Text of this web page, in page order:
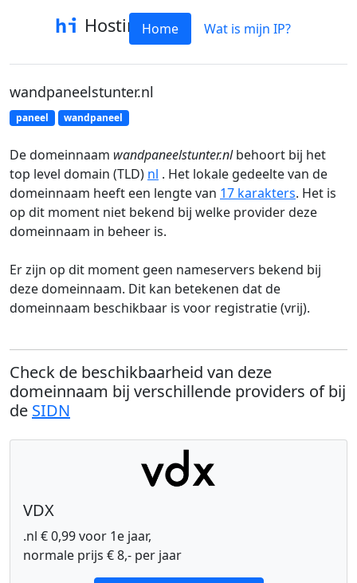
HostinfoHome Wat is mijn IP?
wandpaneelstunter.nl
paneel wandpaneel
De domeinnaam wandpaneelstunter.nlbehoort bij het
top level domain (TLD) nl . Het lokale gedeelte van de
domeinnaam heeft een lengte van 17 karakters. Het is
op dit moment niet bekend bij welke provider deze
domeinnaam in beheer is.
Er zijn op dit moment geen nameservers bekend bij
deze domeinnaam. Dit kan betekenen dat de
domeinnaam beschikbaar is voor registratie (vrij).
Check de beschikbaarheid van deze
domeinnaam bij verschillende providers of bij
de SIDN
VDX
.nl € 0,99 voor 1e jaar,
normale prijs € 8,- per jaar